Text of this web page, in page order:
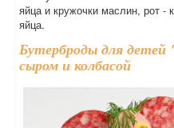
яйца и кружочки маслин, рот -
яйца.
Бутерброды для
сыром и колбасой